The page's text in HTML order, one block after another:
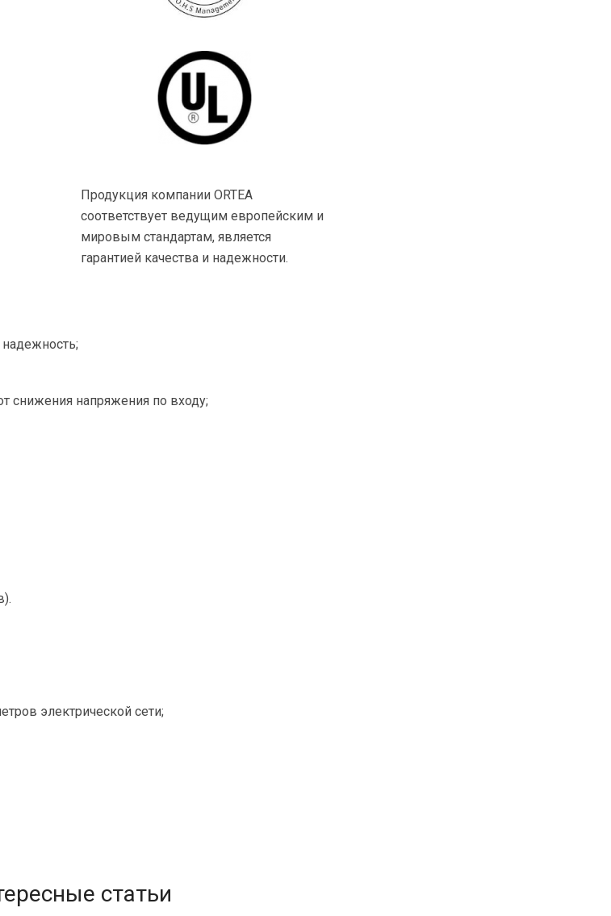
Продукция компании ORTEA
соответствует ведущим европейским и
мировым стандартам, является
гарантией качества и надежности.
снижения напряжения по входу;
электрической сети;
статьи